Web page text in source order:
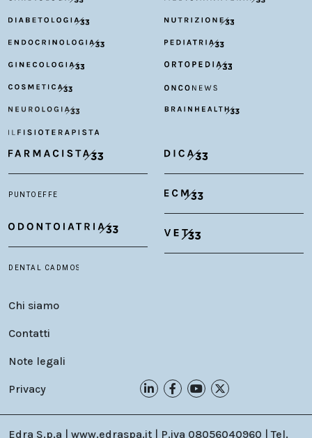
Chi siamo
Contatti
Note legali
Privacy
Edra S.p.a | www.edraspa.it | P.iva 08056040960 | Tel.